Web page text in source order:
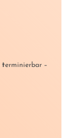
terminierbar –